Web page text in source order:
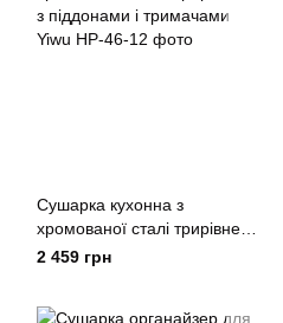
Сушарка кухонна з
хромованої сталі трирівнева
з піддонами і тримачами
2 459 грн